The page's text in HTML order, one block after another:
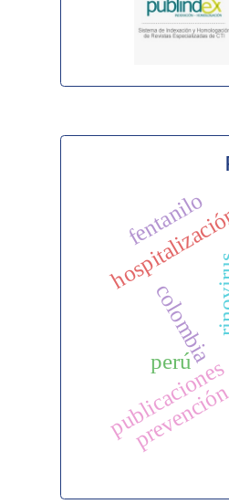
publicaciones
colombia
perú
fentanilo